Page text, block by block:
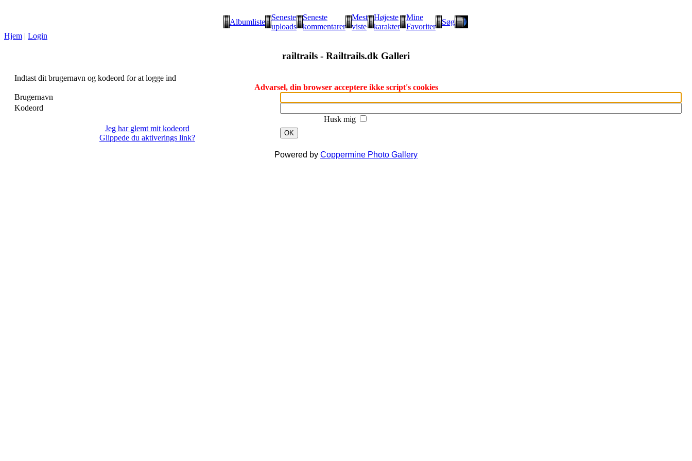
Albumliste
Seneste
uploads
Seneste
kommentarer
Mest
viste
Højeste
karakter
Mine
Favoriter
Søg
Hjem | Login
railtrails - Railtrails.dk Galleri
Indtast dit brugernavn og kodeord for at logge ind
Advarsel, din browser acceptere ikke script's cookies
Brugernavn
Kodeord
Husk mig
Jeg har glemt mit kodeord
Glippede du aktiverings link?
OK
Powered by Coppermine Photo Gallery